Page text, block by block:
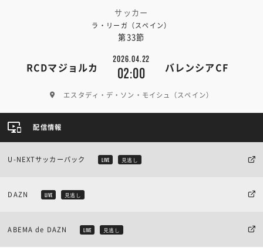
サッカー
ラ・リーガ（スペイン）
第33節
RCDマジョルカ
2026.04.22
02:00 バレンシアCF
エスタディ・デ・ソン・モイシュ（スペイン）
配信情報
U-NEXTサッカーパック LIVE 見逃し
DAZN LIVE 見逃し
ABEMA de DAZN LIVE 見逃し